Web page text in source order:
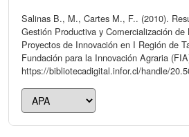
Salinas B., M., Cartes M., F.. (2010).
Gestión Productiva y Comercialización
Proyectos de Innovación en I Región de
Fundación para la Innovación Agraria
https://bibliotecadigital.infor.cl/handle/